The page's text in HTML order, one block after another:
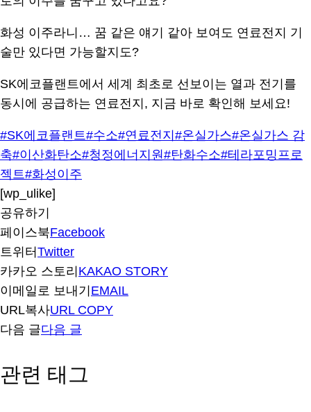
화성 이주라니… 꿈 같은 얘기 같아 보여도 연료전지 기
술만 있다면 가능할지도?
SK에코플랜트에서 세계 최초로 선보이는 열과 전기를
동시에 공급하는 연료전지, 지금 바로 확인해 보세요!
#SK에코플랜트#수소#연료전지 #온실가스#온실가스 감
축#이산화탄소#청정에너지원#탄화수소#테라포밍프로
젝트#화성이주
[wp_ulike]
공유하기
페이스북Facebook
트위터 Twitter
카카오 스토리 KAKAO STORY
이메일로 보내기 EMAIL
URL복사URL COPY
다음 글다음 글
관련 태그